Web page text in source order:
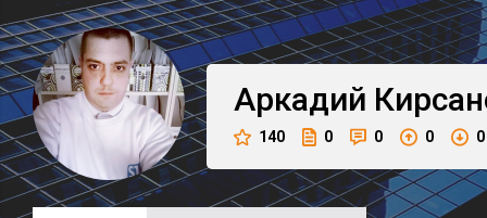
Аркадий
140 0 0 0 0